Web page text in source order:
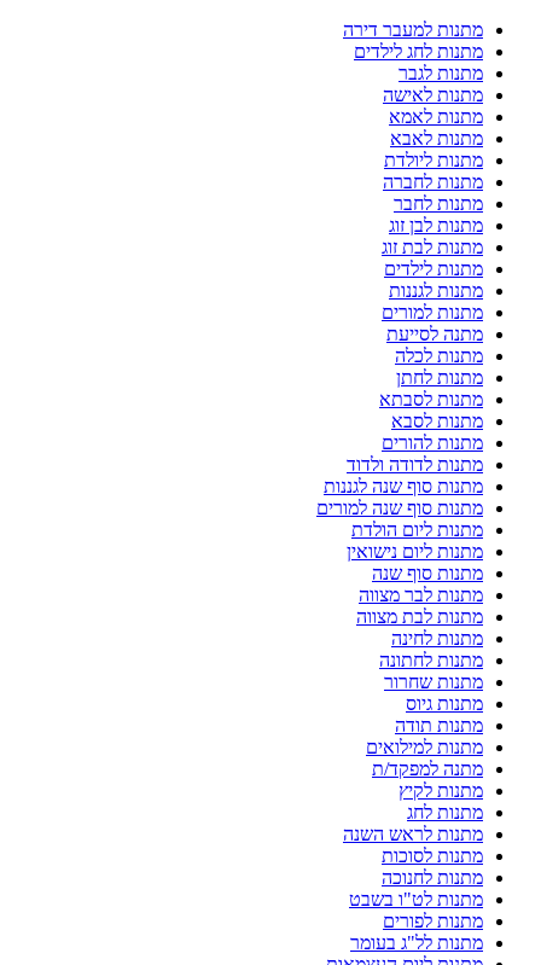
מתנות למעבר דירה
מתנות לחג לילדים
מתנות לגבר
מתנות לאישה
מתנות לאמא
מתנות לאבא
מתנות ליולדת
מתנות לחברה
מתנות לחבר
מתנות לבן זוג
מתנות לבת זוג
מתנות לילדים
מתנות לגננות
מתנות למורים
מתנה לסייעת
מתנות לכלה
מתנות לחתן
מתנות לסבתא
מתנות לסבא
מתנות להורים
מתנות לדודה ולדוד
מתנות סוף שנה לגננות
מתנות סוף שנה למורים
מתנות ליום הולדת
מתנות ליום נישואין
מתנות סוף שנה
מתנות לבר מצווה
מתנות לבת מצווה
מתנות לחינה
מתנות לחתונה
מתנות שחרור
מתנות גיוס
מתנות תודה
מתנות למילואים
מתנה למפקד/ת
מתנות לקיץ
מתנות לחג
מתנות לראש השנה
מתנות לסוכות
מתנות לחנוכה
מתנות לט"ו בשבט
מתנות לפורים
מתנות לל"ג בעומר